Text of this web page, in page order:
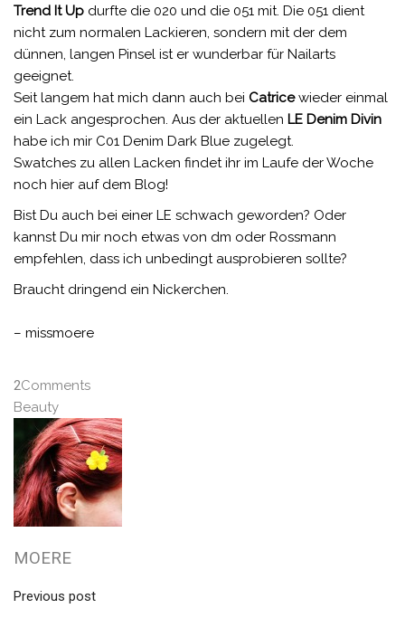
Trend It Up durfte die 020 und die 051 mit. Die 051 dient
nicht zum normalen Lackieren, sondern mit der dem
dünnen, langen Pinsel ist er wunderbar für Nailarts
geeignet.
Seit langem hat mich dann auch bei Catricewieder einmal
ein Lack angesprochen. Aus der aktuellen LE Denim Divin
habe ich mir C01 Denim Dark Blue zugelegt.
Swatches zu allen Lacken findet ihr im Laufe der Woche
noch hier auf dem Blog!
Bist Du auch bei einer LE schwach geworden? Oder
kannst Du mir noch etwas von dm oder Rossmann
empfehlen, dass ich unbedingt ausprobieren sollte?
Braucht dringend ein Nickerchen.
– missmoere
2Comments
Beauty
MOERE
Previous post